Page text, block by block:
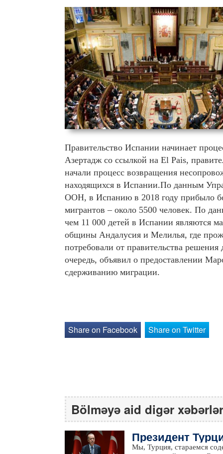
Правительство Испании начинает
Азертадж со ссылкой на El Pais,
начали процесс возвращения
находящихся в Испании.По данным
ООН, в Испанию в 2018 году прибыло
мигрантов – около 5500 человек. По
чем 11 000 детей в Испании являются
общины Андалусия и Мелилья, где
потребовали от правительства
очередь, объявил о предоставлении
сдерживанию миграции.
Share on Facebook Share on Twitter
Bölməyə aid digər xəbərlər
Президент
географии, в
Мы, Турция, стараемся